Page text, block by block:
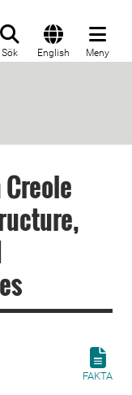
Sök English Meny
FAKTA